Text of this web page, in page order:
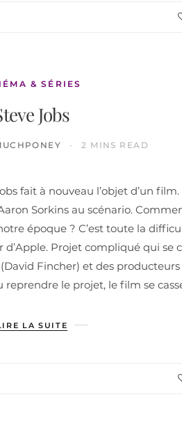
& SÉRIES
Jobs
2 MINS READ
fait à nouveau l’objet d’un
Sorkins au scénario.
époque ? C’est toute la
Projet compliqué qui se
Fincher) et des producteurs
reprendre le projet, le film se
LA SUITE